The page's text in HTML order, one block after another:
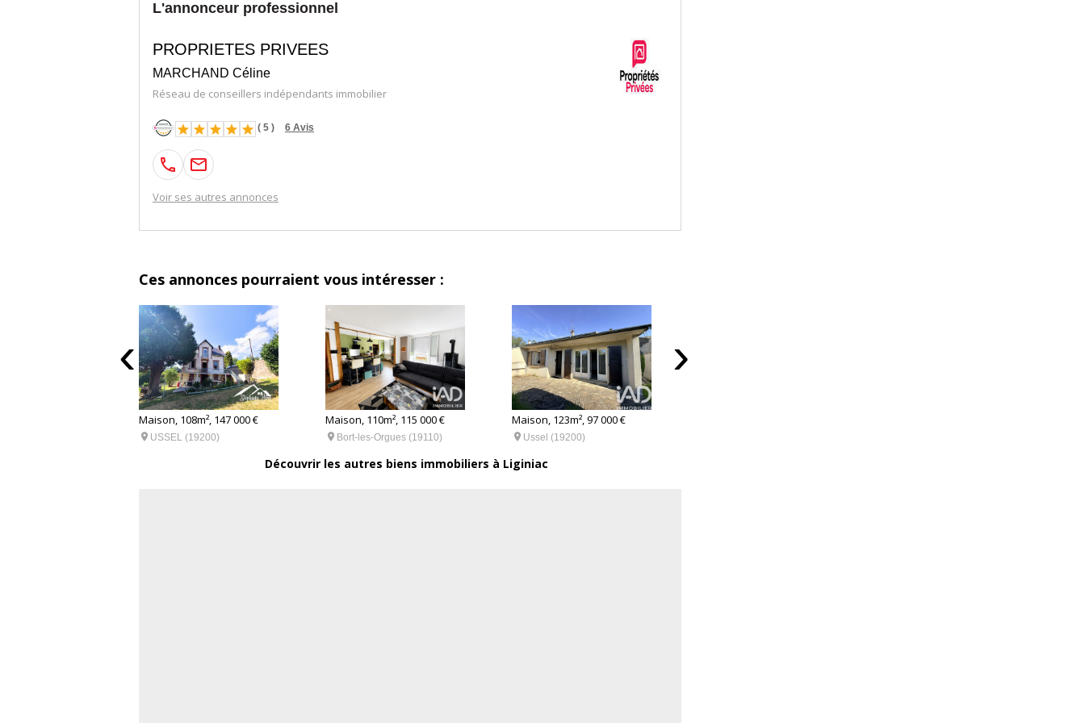
L'annonceur professionnel
PROPRIETES PRIVEES
MARCHAND Céline
Réseau de conseillers indépendants immobilier
( 5 ) 6 Avis
Voir ses autres annonces
Ces annonces pourraient vous intéresser :
Maison, 108m², 147 000 €
 USSEL (19200)
Maison, 110m², 115 000 €
 Bort-les-Orgues (19110)
Maison, 123m², 97 000 €
 Ussel (19200)
‹ ›
Découvrir les autres biens immobiliers à Liginiac